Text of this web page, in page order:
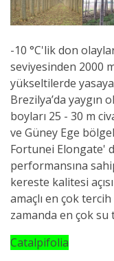
-10 °C'lik don
seviyesinden 2000
yükseltilerde
Brezilya’da
boyları 25 - 30 m
ve Güney Ege
Fortunei Elongate'
performansına
kereste kalitesi
amaçlı en çok
zamanda en çok
Catalpifolia